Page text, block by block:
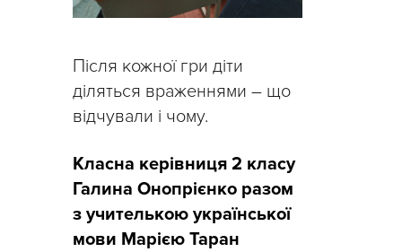
Після кожної гри діти
діляться враженнями – що
відчували і чому.
Класна керівниця 2 класу
Галина Онопрієнко разом
з учителькою української
мови Марією Таран